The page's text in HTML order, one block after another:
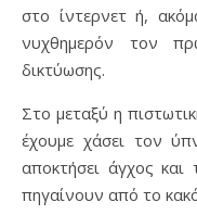
στο ίντερνετ ή,
νυχθημερόν τον
δικτύωσης.
Στο μεταξύ η
έχουμε χάσει τον
αποκτήσει άγχος
πηγαίνουν από το